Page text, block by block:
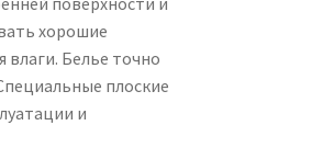
хорошие
Белье точно
плоские
и